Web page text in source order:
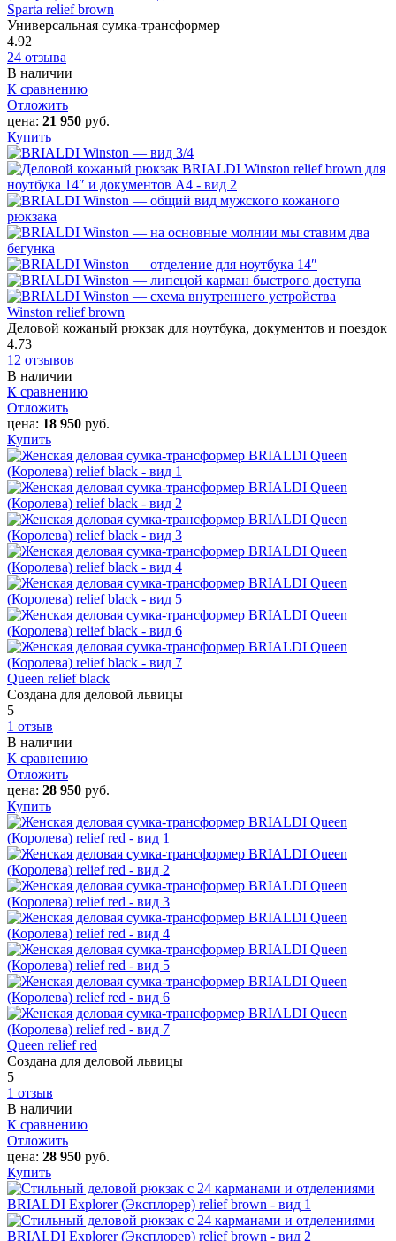
Sparta relief brown
Универсальная сумка-трансформер
4.92
24 отзыва
В наличии
К сравнению
Отложить
цена: 21 950 руб.
Купить
Winston relief brown
Деловой кожаный рюкзак для ноутбука, документов и поездок
4.73
12 отзывов
В наличии
К сравнению
Отложить
цена: 18 950 руб.
Купить
Queen relief black
Создана для деловой львицы
5
1 отзыв
В наличии
К сравнению
Отложить
цена: 28 950 руб.
Купить
Queen relief red
Создана для деловой львицы
5
1 отзыв
В наличии
К сравнению
Отложить
цена: 28 950 руб.
Купить